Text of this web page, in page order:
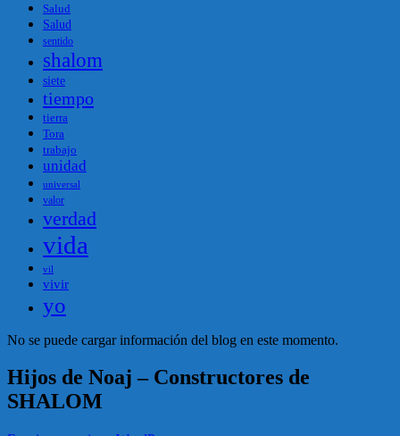
Salud
Salud
sentido
shalom
siete
tiempo
tierra
Tora
trabajo
unidad
universal
valor
verdad
vida
vil
vivir
yo
No se puede cargar información del blog en este momento.
Hijos de Noaj – Constructores de
SHALOM